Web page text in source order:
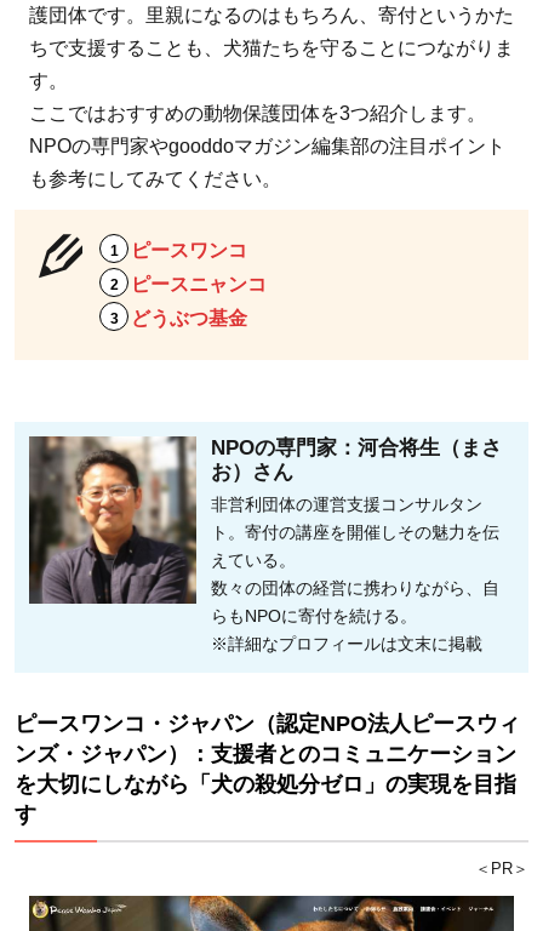
護団体です。里親になるのはもちろん、寄付というかた
ちで支援することも、犬猫たちを守ることにつながりま
す。
ここではおすすめの動物保護団体を3つ紹介します。
NPOの専門家やgooddoマガジン編集部の注目ポイント
も参考にしてみてください。
ピースワンコ
ピースニャンコ
どうぶつ基金
NPOの専門家：河合将生（まさ
お）さん
非営利団体の運営支援コンサルタン
ト。寄付の講座を開催しその魅力を伝
えている。
数々の団体の経営に携わりながら、自
らもNPOに寄付を続ける。
※詳細なプロフィールは文末に掲載
ピースワンコ・ジャパン（認定NPO法人ピースウィ
ンズ・ジャパン）：支援者とのコミュニケーション
を大切にしながら「犬の殺処分ゼロ」の実現を目指
す
＜PR＞